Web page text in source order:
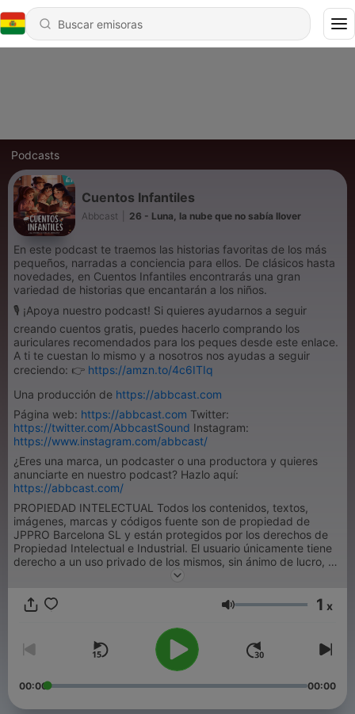
Podcasts
Cuentos Infantiles
Abbcast 26 - Luna, la nube que no sabía llover
En este podcast te traemos las historias favoritas de los más
pequeños, narradas a conciencia para ellos. De clásicos hasta
novedades, en Cuentos Infantiles encontrarás una gran
variedad de historias que encantarán a los niños.
🎙️ ¡Apoya nuestro podcast! Si quieres ayudarnos a seguir
creando cuentos gratis, puedes hacerlo comprando los
auriculares recomendados para los peques desde este enlace.
A ti te cuestan lo mismo y a nosotros nos ayudas a seguir
creciendo: 👉 https://amzn.to/4c6ITIq
Una producción de https://abbcast.com
Página web: https://abbcast.com Twitter:
https://twitter.com/AbbcastSound Instagram:
https://www.instagram.com/abbcast/
¿Eres una marca, un podcaster o una productora y quieres
anunciarte en nuestro podcast? Hazlo aquí:
https://abbcast.com/
PROPIEDAD INTELECTUAL Todos los contenidos, textos,
imágenes, marcas y códigos fuente son de propiedad de
JPPRO Barcelona SL y están protegidos por los derechos de
Propiedad Intelectual e Industrial. El usuario únicamente tiene
derecho a un uso privado de los mismos, sin ánimo de lucro, y
necesita autorización expresa para modificarlos, reproducirlos,
perteneciente a su titular.
Volumen 1 x
00:00 00:00